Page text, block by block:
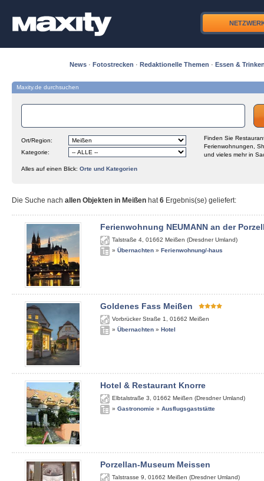
News · Fotostrecken · Redaktionelle Themen · Essen &
Maxity.de durchsuchen
Ort/Region:
Kategorie:
Finden Sie
Ferienwohnungen,
und vieles mehr in
Alles auf einen Blick: Orte und Kategorien
Die Suche nach allen Objekten in Meißen hat6 Ergebnis(se) geliefert:
Ferienwohnung NEUMANN an der
Talstraße 4 01662 Meißen (Dresdner Umland)
» Übernachten » Ferienwohnung/-haus
Goldenes Fass Meißen
Vorbrücker Straße 1 01662 Meißen
» Übernachten » Hotel
Hotel & Restaurant Knorre
Elbtalstraße 3 01662 Meißen (Dresdner Umland)
» Gastronomie » Ausflugsgaststätte
Porzellan-Museum Meissen
Talstrasse 9 01662 Meißen (Dresdner Umland)